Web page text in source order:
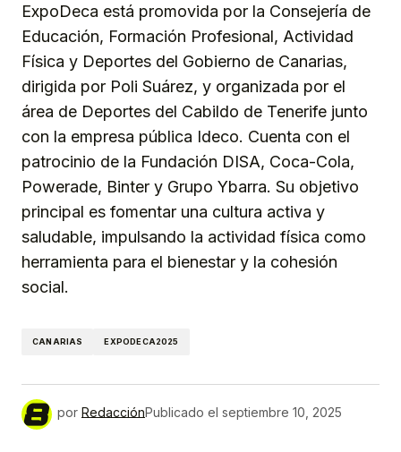
ExpoDeca está promovida por la Consejería de
Educación, Formación Profesional, Actividad
Física y Deportes del Gobierno de Canarias,
dirigida por Poli Suárez, y organizada por el
área de Deportes del Cabildo de Tenerife junto
con la empresa pública Ideco. Cuenta con el
patrocinio de la Fundación DISA, Coca-Cola,
Powerade, Binter y Grupo Ybarra. Su objetivo
principal es fomentar una cultura activa y
saludable, impulsando la actividad física como
herramienta para el bienestar y la cohesión
social.
CANARIAS EXPODECA2025
por RedacciónPublicado el septiembre 10, 2025